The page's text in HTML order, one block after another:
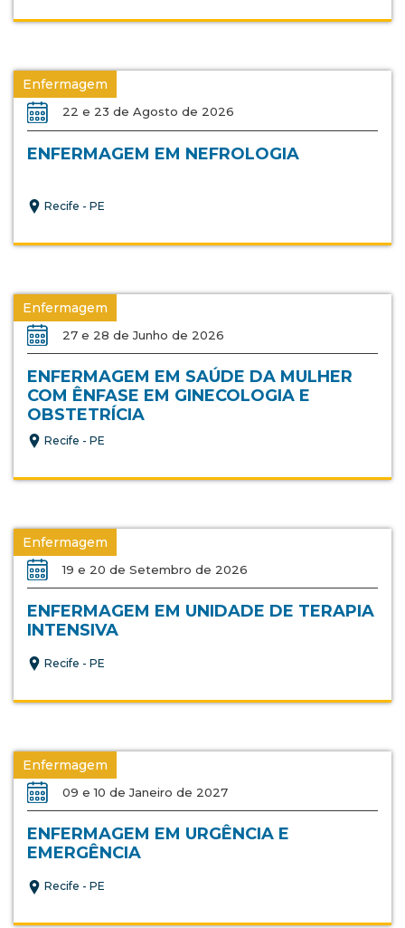
Enfermagem
22 e 23 de Agosto de 2026
ENFERMAGEM EM NEFROLOGIA
Recife - PE
Enfermagem
27 e 28 de Junho de 2026
ENFERMAGEM EM SAÚDE DA MULHER
COM ÊNFASE EM GINECOLOGIA E
OBSTETRÍCIA
Recife - PE
Enfermagem
19 e 20 de Setembro de 2026
ENFERMAGEM EM UNIDADE DE TERAPIA
INTENSIVA
Recife - PE
Enfermagem
09 e 10 de Janeiro de 2027
ENFERMAGEM EM URGÊNCIA E
EMERGÊNCIA
Recife - PE